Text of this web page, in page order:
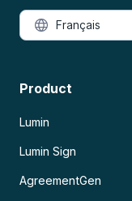
Product
Lumin
Lumin Sign
AgreementGen
Français